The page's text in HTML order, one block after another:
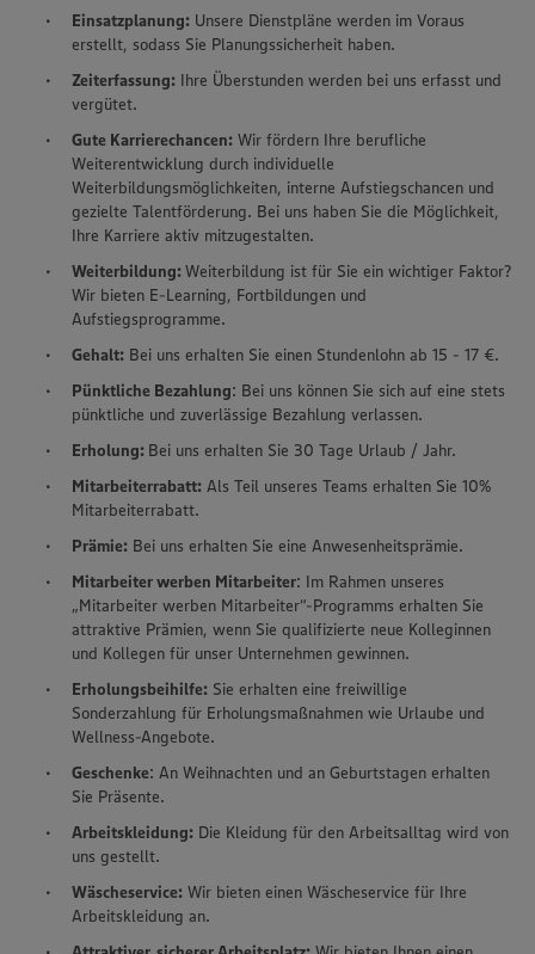
Einsatzplanung: Unsere Dienstpläne werden im Voraus
erstellt, sodass Sie Planungssicherheit haben.
Zeiterfassung: Ihre Überstunden werden bei uns erfasst und
vergütet.
Gute Karrierechancen: Wir fördern Ihre berufliche
Weiterentwicklung durch individuelle
Weiterbildungsmöglichkeiten, interne Aufstiegschancen und
gezielte Talentförderung. Bei uns haben Sie die Möglichkeit,
Ihre Karriere aktiv mitzugestalten.
Weiterbildung:Weiterbildung ist für Sie ein wichtiger Faktor?
Wir bieten E-Learning, Fortbildungen und
Aufstiegsprogramme.
Gehalt: Bei uns erhalten Sie einen Stundenlohn ab 15 - 17 €.
Pünktliche Bezahlung: Bei uns können Sie sich auf eine stets
pünktliche und zuverlässige Bezahlung verlassen.
Erholung: Bei uns erhalten Sie 30 Tage Urlaub / Jahr.
Mitarbeiterrabatt: Als Teil unseres Teams erhalten Sie 10%
Mitarbeiterrabatt.
Prämie: Bei uns erhalten Sie eine Anwesenheitsprämie.
Mitarbeiter werben Mitarbeiter: Im Rahmen unseres
„Mitarbeiter werben Mitarbeiter“-Programms erhalten Sie
attraktive Prämien, wenn Sie qualifizierte neue Kolleginnen
und Kollegen für unser Unternehmen gewinnen.
Erholungsbeihilfe: Sie erhalten eine freiwillige
Sonderzahlung für Erholungsmaßnahmen wie Urlaube und
Wellness-Angebote.
Geschenke: An Weihnachten und an Geburtstagen erhalten
Sie Präsente.
Arbeitskleidung: Die Kleidung für den Arbeitsalltag wird von
uns gestellt.
Wäscheservice: Wir bieten einen Wäscheservice für Ihre
Arbeitskleidung an.